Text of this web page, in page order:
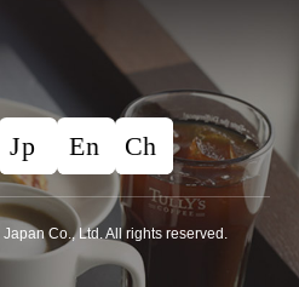
Co., Ltd. All rights reserved.